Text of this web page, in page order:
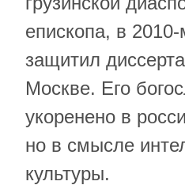
епископа, в
защитил
Москве. Его
укоренено в
но в смысле
культуры.